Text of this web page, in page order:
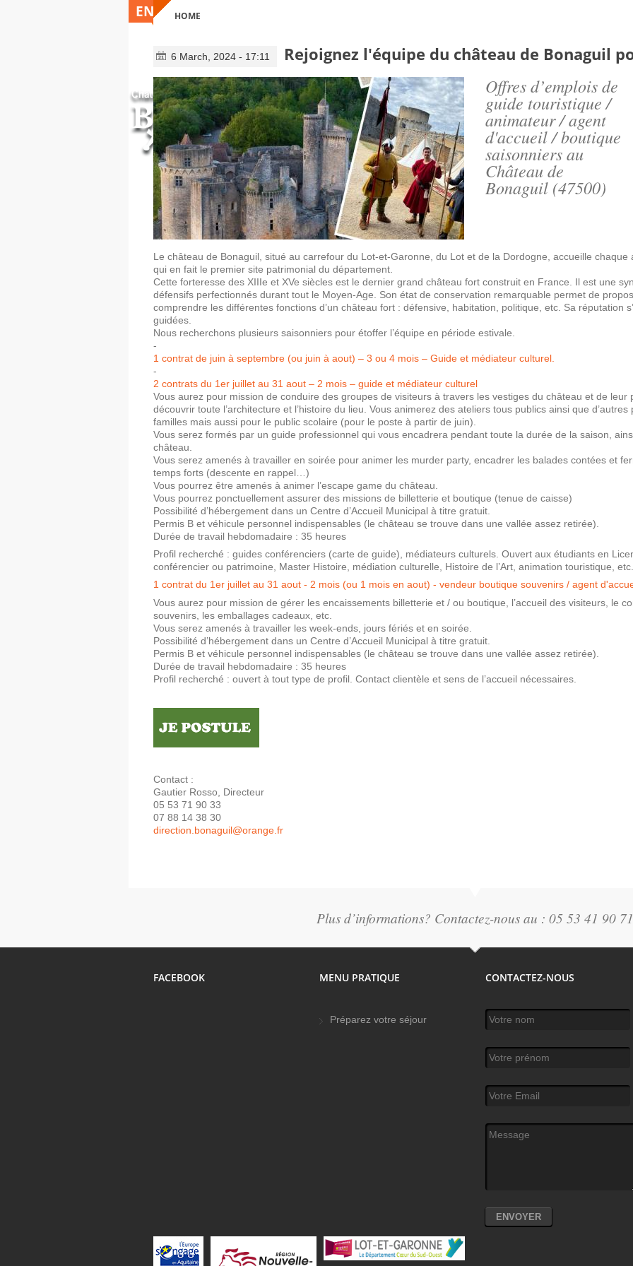
ENGLISH
HOME
6 March, 2024 - 17:11 Rejoignez l'équipe du château de Bonaguil
Offres d’emplois de
guide touristique /
animateur / agent
d'accueil / boutique
saisonniers au
Château de
Bonaguil (47500)
Le château de Bonaguil, situé au carrefour du Lot-et-Garonne, du Lot et de la Dordogne, accueille
qui en fait le premier site patrimonial du département.
Cette forteresse des XIIIe et XVe siècles est le dernier grand château fort construit en France. Il est une
défensifs perfectionnés durant tout le Moyen-Age. Son état de conservation remarquable permet de
comprendre les différentes fonctions d’un château fort : défensive, habitation, politique, etc. Sa réputation
guidées.
Nous recherchons plusieurs saisonniers pour étoffer l’équipe en période estivale.
-
1 contrat de juin à septembre (ou juin à aout) – 3 ou 4 mois – Guide et médiateur culturel.
-
2 contrats du 1er juillet au 31 aout – 2 mois – guide et médiateur culturel
Vous aurez pour mission de conduire des groupes de visiteurs à travers les vestiges du château et de
découvrir toute l’architecture et l’histoire du lieu. Vous animerez des ateliers tous publics ainsi que
familles mais aussi pour le public scolaire (pour le poste à partir de juin).
Vous serez formés par un guide professionnel qui vous encadrera pendant toute la durée de la saison,
château.
Vous serez amenés à travailler en soirée pour animer les murder party, encadrer les balades contées et
temps forts (descente en rappel…)
Vous pourrez être amenés à animer l’escape game du château.
Vous pourrez ponctuellement assurer des missions de billetterie et boutique (tenue de caisse)
Possibilité d’hébergement dans un Centre d’Accueil Municipal à titre gratuit.
Permis B et véhicule personnel indispensables (le château se trouve dans une vallée assez retirée).
Durée de travail hebdomadaire : 35 heures
Profil recherché : guides conférenciers (carte de guide), médiateurs culturels. Ouvert aux étudiants en
conférencier ou patrimoine, Master Histoire, médiation culturelle, Histoire de l’Art, animation touristique, etc.
1 contrat du 1er juillet au 31 aout - 2 mois (ou 1 mois en aout) - vendeur boutique souvenirs / agent
Vous aurez pour mission de gérer les encaissements billetterie et / ou boutique, l’accueil des visiteurs, le
souvenirs, les emballages cadeaux, etc.
Vous serez amenés à travailler les week-ends, jours fériés et en soirée.
Possibilité d’hébergement dans un Centre d’Accueil Municipal à titre gratuit.
Permis B et véhicule personnel indispensables (le château se trouve dans une vallée assez retirée).
Durée de travail hebdomadaire : 35 heures
Profil recherché : ouvert à tout type de profil. Contact clientèle et sens de l’accueil nécessaires.
Contact :
Gautier Rosso, Directeur
05 53 71 90 33
07 88 14 38 30
direction.bonaguil@orange.fr
Plus d’informations? Contactez-nous au : 05 53 41 90 71
FACEBOOK MENU PRATIQUE
Préparez votre séjour
CONTACTEZ-NOUS
Votre nom
Votre prénom
Votre Email
Message